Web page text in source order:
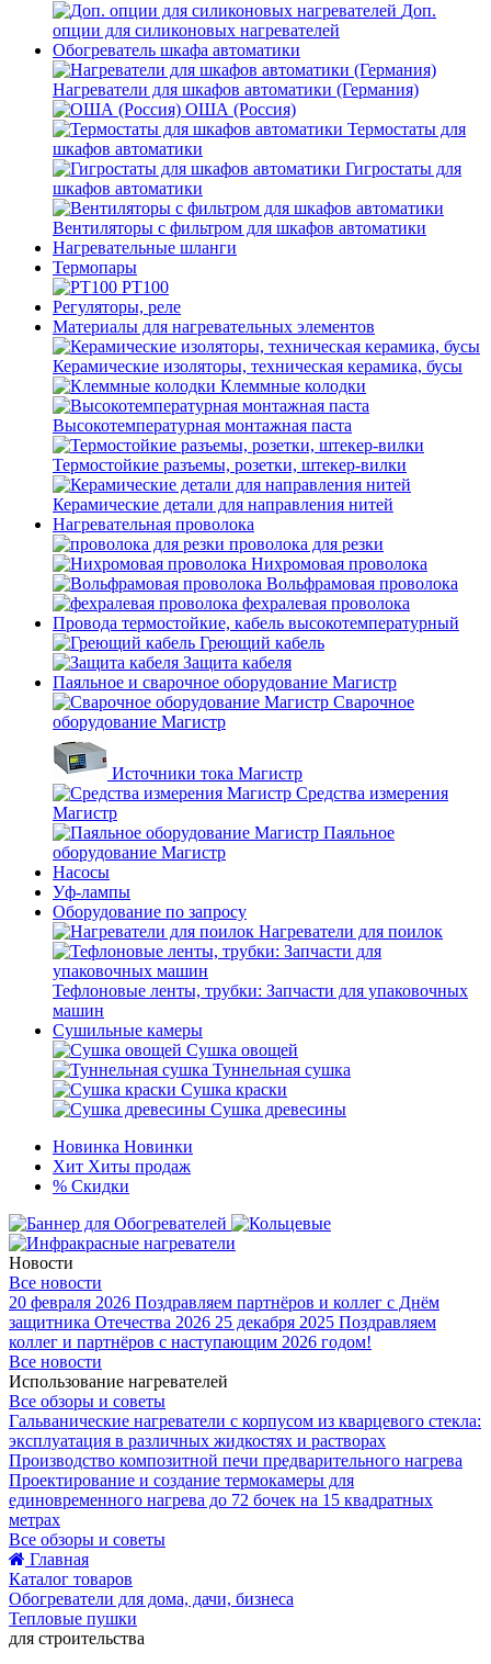
Доп.
опции для силиконовых нагревателей
Обогреватель шкафа автоматики
Нагреватели для шкафов автоматики (Германия)
ОША (Россия)
Термостаты для
шкафов автоматики
Гигростаты для
шкафов автоматики
Вентиляторы с фильтром для шкафов автоматики
Нагревательные шланги
Термопары
PT100
Регуляторы, реле
Материалы для нагревательных элементов
Керамические изоляторы, техническая керамика, бусы
Клеммные колодки
Высокотемпературная монтажная паста
Термостойкие разъемы, розетки, штекер-вилки
Керамические детали для направления нитей
Нагревательная проволока
проволока для резки
Нихромовая проволока
Вольфрамовая проволока
фехралевая проволока
Провода термостойкие, кабель высокотемпературный
Греющий кабель
Защита кабеля
Паяльное и сварочное оборудование Магистр
Сварочное
оборудование Магистр
Источники тока Магистр
Средства измерения
Магистр
Паяльное
оборудование Магистр
Насосы
Уф-лампы
Оборудование по запросу
Нагреватели для поилок
Тефлоновые ленты, трубки: Запчасти для упаковочных
машин
Сушильные камеры
Сушка овощей
Туннельная сушка
Сушка краски
Сушка древесины
Новинка Новинки
Хит Хиты продаж
% Скидки
Новости
Все новости
20 февраля 2026 Поздравляем партнёров и коллег с Днём
защитника Отечества 2026 25 декабря 2025 Поздравляем
коллег и партнёров с наступающим 2026 годом!
Все новости
Использование нагревателей
Все обзоры и советы
Гальванические нагреватели с корпусом из кварцевого стекла:
эксплуатация в различных жидкостях и растворах
Производство композитной печи предварительного нагрева
Проектирование и создание термокамеры для
единовременного нагрева до 72 бочек на 15 квадратных
метрах
Все обзоры и советы
Главная
Каталог товаров
Обогреватели для дома, дачи, бизнеса
Тепловые пушки
для строительства